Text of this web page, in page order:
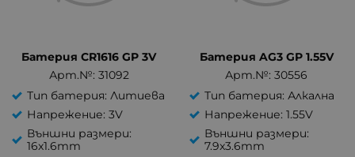
Батерия CR1616 GP 3V
Арт.№: 31092
Тип батерия: Литиева
Напрежение: 3V
Външни размери:
16x1.6mm
Батерия AG3 GP 1.55V
Арт.№: 30556
Тип батерия: Алкална
Напрежение: 1.55V
Външни размери:
7.9x3.6mm